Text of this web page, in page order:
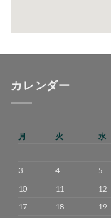
カレンダー
月 火 水
3
4 5
10
11 12
17
18 19